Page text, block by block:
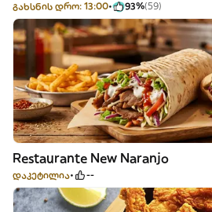
გახსნის დრო: 13:00 93%(59)
Restaurante New Naranjo
დაკეტილია --